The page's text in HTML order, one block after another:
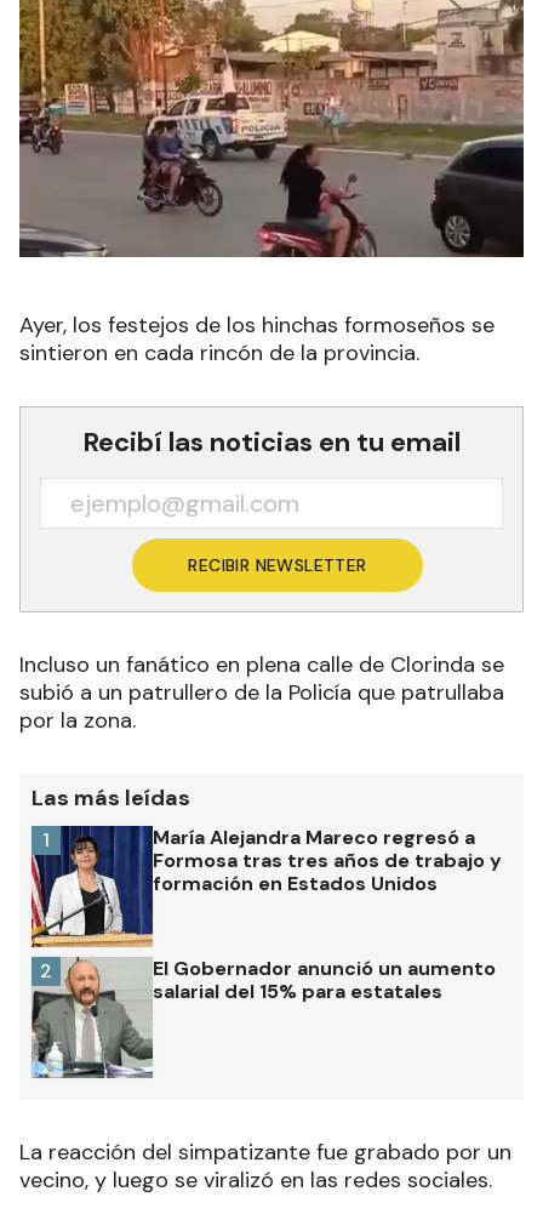
Ayer, los festejos de los hinchas formoseños se
sintieron en cada rincón de la provincia.
Recibí las noticias en tu email
RECIBIR NEWSLETTER
Incluso un fanático en plena calle de Clorinda se
subió a un patrullero de la Policía que patrullaba
por la zona.
Las más leídas
María Alejandra Mareco regresó a
Formosa tras tres años de trabajo y
formación en Estados Unidos
1
El Gobernador anunció un aumento
salarial del 15% para estatales
2
La reacción del simpatizante fue grabado por un
vecino, y luego se viralizó en las redes sociales.